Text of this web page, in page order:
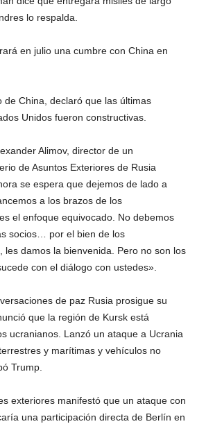
lo respalda.
en julio una cumbre con China en
de China, declaró que las últimas
Unidos fueron constructivas.
Alimov, director de un
de Asuntos Exteriores de Rusia
se espera que dejemos de lado a
a los brazos de los
el enfoque equivocado. No debemos
socios… por el bien de los
les damos la bienvenida. Pero no son los
con el diálogo con ustedes».
de paz Rusia prosigue su
que la región de Kursk está
ucranianos. Lanzó un ataque a Ucrania
y marítimas y vehículos no
Trump.
exteriores manifestó que un ataque con
una participación directa de Berlín en